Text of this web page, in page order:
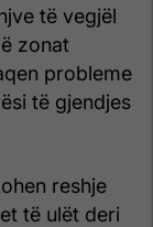
të vegjël
zonat
probleme
të gjendjes
reshje
të ulët deri